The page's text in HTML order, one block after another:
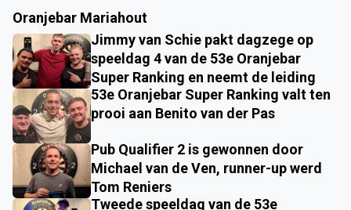
Oranjebar Mariahout
Jimmy van Schie pakt dagzege op
speeldag 4 van de 53e Oranjebar
Super Ranking en neemt de leiding
53e Oranjebar Super Ranking valt ten
prooi aan Benito van der Pas
Pub Qualifier 2 is gewonnen door
Michael van de Ven, runner-up werd
Tom Reniers
Tweede speeldag van de 53e